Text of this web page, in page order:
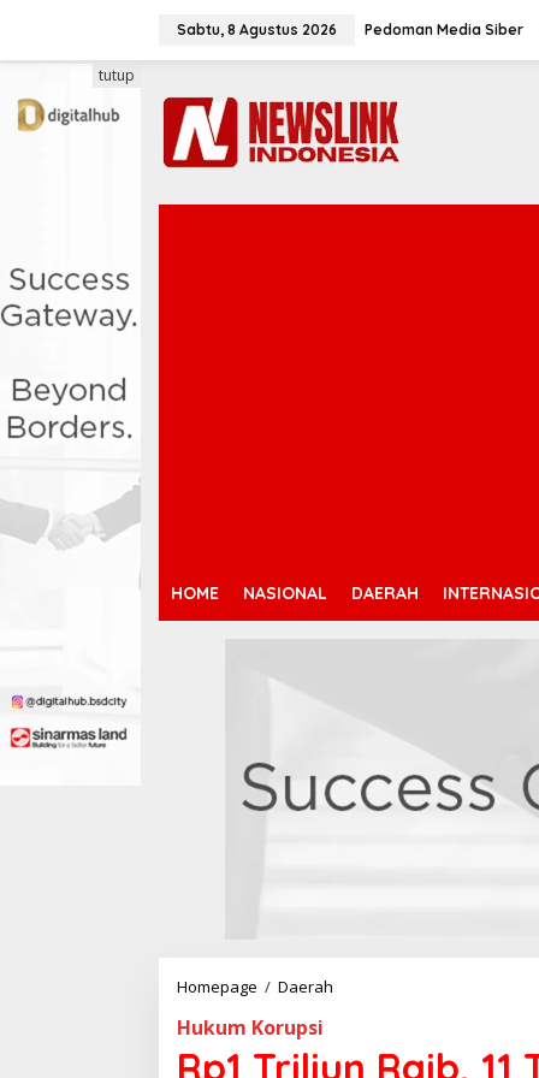
Sabtu, 8 Agustus 2026 Pedoman Media Siber
HOME NASIONAL DAERAH
tutup
Homepage / Daerah
r
Hukum Korupsi
Rp1 Triliun Raib,